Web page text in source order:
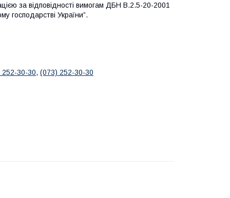
за відповідності вимогам ДБН В.2.5-20-2001
господарстві України”.
252-30-30, (073) 252-30-30